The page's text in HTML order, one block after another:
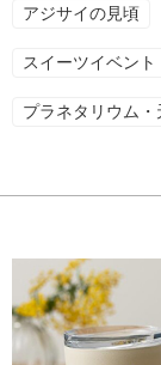
アジサイの見頃
スイーツイベント
プラネタリウム・